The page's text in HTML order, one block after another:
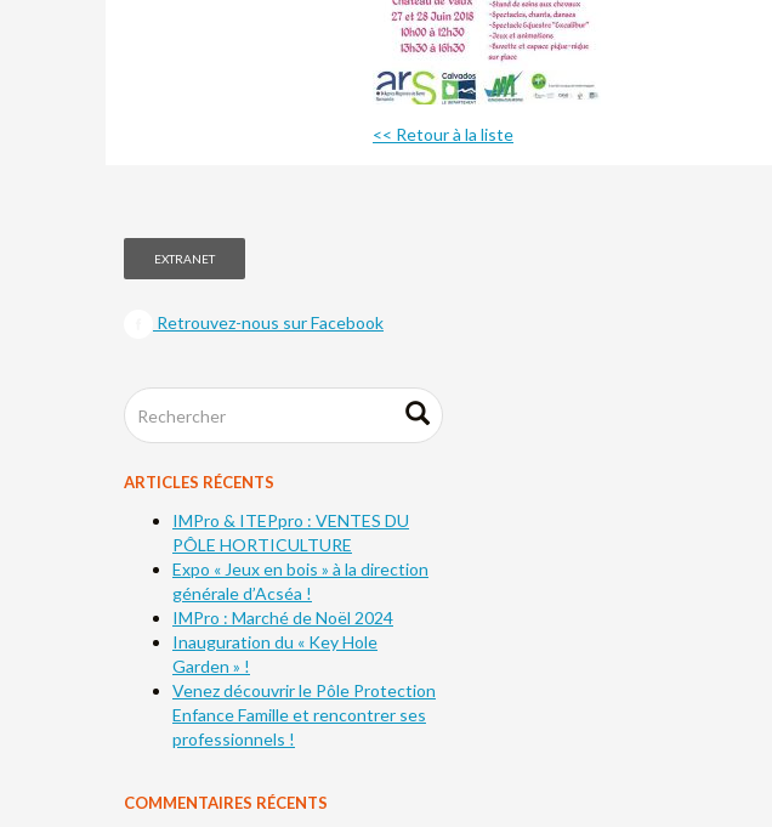
<< Retour à la liste
EXTRANET
Retrouvez-nous sur Facebook
ARTICLES RÉCENTS
IMPro & ITEPpro : VENTES DU
PÔLE HORTICULTURE
Expo « Jeux en bois » à la direction
générale d’Acséa !
IMPro : Marché de Noël 2024
Inauguration du « Key Hole
Garden » !
Venez découvrir le Pôle Protection
Enfance Famille et rencontrer ses
professionnels !
COMMENTAIRES RÉCENTS